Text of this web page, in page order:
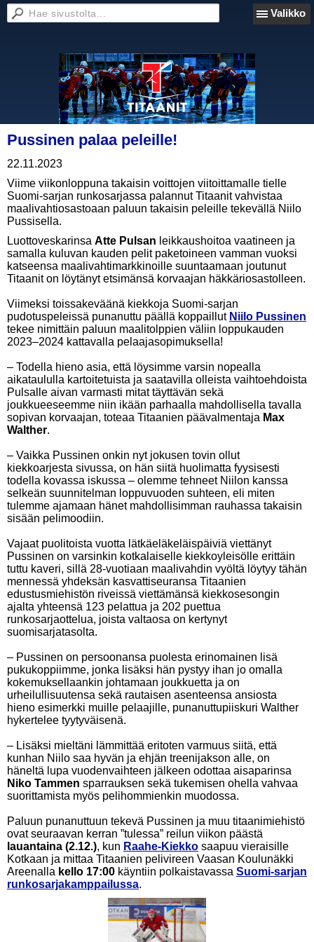
Valikko
Pussinen palaa peleille!
22.11.2023
Viime viikonloppuna takaisin voittojen viitoittamalle tielle
Suomi-sarjan runkosarjassa palannut Titaanit vahvistaa
maalivahtiosastoaan paluun takaisin peleille tekevällä Niilo
Pussisella.
Luottoveskarinsa Atte Pulsan leikkaushoitoa vaatineen ja
samalla kuluvan kauden pelit paketoineen vamman vuoksi
katseensa maalivahtimarkkinoille suuntaamaan joutunut
Titaanit on löytänyt etsimänsä korvaajan häkkäriosastolleen.
Viimeksi toissakeväänä kiekkoja Suomi-sarjan
pudotuspeleissä punanuttu päällä koppaillut Niilo Pussinen
tekee nimittäin paluun maalitolppien väliin loppukauden
2023–2024 kattavalla pelaajasopimuksella!
– Todella hieno asia, että löysimme varsin nopealla
aikataululla kartoitetuista ja saatavilla olleista vaihtoehdoista
Pulsalle aivan varmasti mitat täyttävän sekä
joukkueeseemme niin ikään parhaalla mahdollisella tavalla
sopivan korvaajan, toteaa Titaanien päävalmentaja Max
Walther.
– Vaikka Pussinen onkin nyt jokusen tovin ollut
kiekkoarjesta sivussa, on hän siitä huolimatta fyysisesti
todella kovassa iskussa – olemme tehneet Niilon kanssa
selkeän suunnitelman loppuvuoden suhteen, eli miten
tulemme ajamaan hänet mahdollisimman rauhassa takaisin
sisään pelimoodiin.
Vajaat puolitoista vuotta lätkäeläkeläispäiviä viettänyt
Pussinen on varsinkin kotkalaiselle kiekkoyleisölle erittäin
tuttu kaveri, sillä 28-vuotiaan maalivahdin vyöltä löytyy tähän
mennessä yhdeksän kasvattiseuransa Titaanien
edustusmiehistön riveissä viettämänsä kiekkosesongin
ajalta yhteensä 123 pelattua ja 202 puettua
runkosarjaottelua, joista valtaosa on kertynyt
suomisarjatasolta.
– Pussinen on persoonansa puolesta erinomainen lisä
pukukoppiimme, jonka lisäksi hän pystyy ihan jo omalla
kokemuksellaankin johtamaan joukkuetta ja on
urheilullisuutensa sekä rautaisen asenteensa ansiosta
hieno esimerkki muille pelaajille, punanuttupiiskuri Walther
hykertelee tyytyväisenä.
– Lisäksi mieltäni lämmittää eritoten varmuus siitä, että
kunhan Niilo saa hyvän ja ehjän treenijakson alle, on
häneltä lupa vuodenvaihteen jälkeen odottaa aisaparinsa
Niko Tammen sparrauksen sekä tukemisen ohella vahvaa
suorittamista myös pelihommienkin muodossa.
Paluun punanuttuun tekevä Pussinen ja muu titaanimiehistö
ovat seuraavan kerran ”tulessa” reilun viikon päästä
lauantaina (2.12.), kun Raahe-Kiekko saapuu vieraisille
Kotkaan ja mittaa Titaanien pelivireen Vaasan Koulunäkki
Areenalla kello 17:00 käyntiin polkaistavassa Suomi-sarjan
runkosarjakamppailussa.